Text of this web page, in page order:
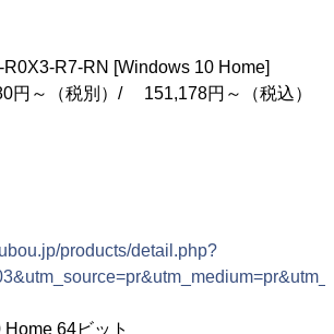
R7-RN [Windows 10 Home]
円～（税別）/ 151,178円～（税込）
products/detail.php?
64ビット